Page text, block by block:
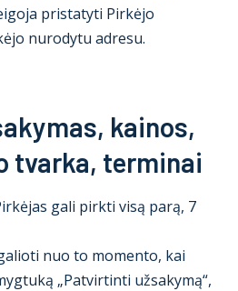
pristatyti Pirkėjo
nurodytu adresu.
kainos,
tvarka, terminai
gali pirkti visą parą, 7
nuo to momento, kai
„Patvirtinti užsakymą“,